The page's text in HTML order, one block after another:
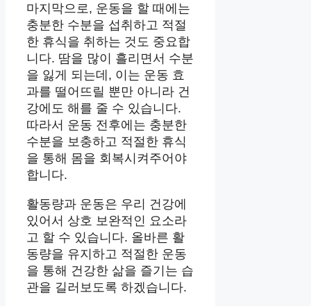
마지막으로, 운동을 할 때에는
충분한 수분을 섭취하고 적절
한 휴식을 취하는 것도 중요합
니다. 땀을 많이 흘리면서 수분
을 잃게 되는데, 이는 운동 효
과를 떨어뜨릴 뿐만 아니라 건
강에도 해를 줄 수 있습니다.
따라서 운동 전후에는 충분한
수분을 보충하고 적절한 휴식
을 통해 몸을 회복시켜주어야
합니다.
활동량과 운동은 우리 건강에
있어서 상호 보완적인 요소라
고 할 수 있습니다. 올바른 활
동량을 유지하고 적절한 운동
을 통해 건강한 삶을 즐기는 습
관을 길러보도록 하겠습니다.